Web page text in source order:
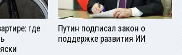
где
Путин подписал закон о
поддержке развития ИИ